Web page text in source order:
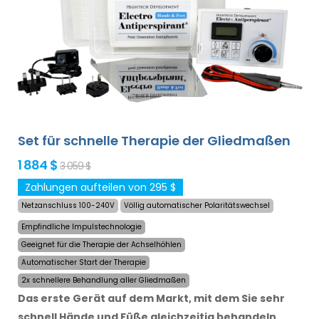
Set für schnelle Therapie der Gliedmaßen
1 884 $ 3 059 $
Zahlungen aufteilen von 295 $
Netzanschluss 100-240V
Völlig automatischer Polaritätswechsel
Empfindliche Impulstechnologie
Geeignet für die Therapie der Achselhöhlen
Automatischer Start der Therapie
2x schnellere Behandlung aller Gliedmaßen
Das erste Gerät auf dem Markt, mit dem Sie sehr